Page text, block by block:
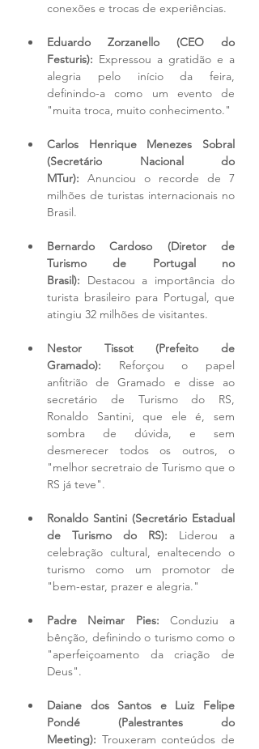
conexões e trocas de experiências.
Eduardo Zorzanello (CEO do
Festuris): Expressou a gratidão e a
alegria pelo início da feira,
definindo-a como um evento de
"muita troca, muito conhecimento."
Carlos Henrique Menezes Sobral
(Secretário Nacional do
MTur): Anunciou o recorde de 7
milhões de turistas internacionais no
Brasil.
Bernardo Cardoso (Diretor de
Turismo de Portugal no
Brasil): Destacou a importância do
turista brasileiro para Portugal, que
atingiu 32 milhões de visitantes.
Nestor Tissot (Prefeito de
Gramado): Reforçou o papel
anfitrião de Gramado e disse ao
secretário de Turismo do RS,
Ronaldo Santini, que ele é, sem
sombra de dúvida, e sem
desmerecer todos os outros, o
"melhor secretraio de Turismo que o
RS já teve".
Ronaldo Santini (Secretário Estadual
de Turismo do RS): Liderou a
celebração cultural, enaltecendo o
turismo como um promotor de
"bem-estar, prazer e alegria."
Padre Neimar Pies: Conduziu a
bênção, definindo o turismo como o
"aperfeiçoamento da criação de
Deus".
Daiane dos Santos e Luiz Felipe
Pondé (Palestrantes do
Meeting): Trouxeram conteúdos de